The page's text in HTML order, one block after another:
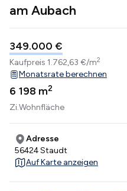
am Aubach
349.000 €
Kaufpreis 1.762,63 €/m2
Monatsrate berechnen
6
Zi.
198 m2
Wohnfläche
Adresse
56424 Staudt
Auf Karte anzeigen